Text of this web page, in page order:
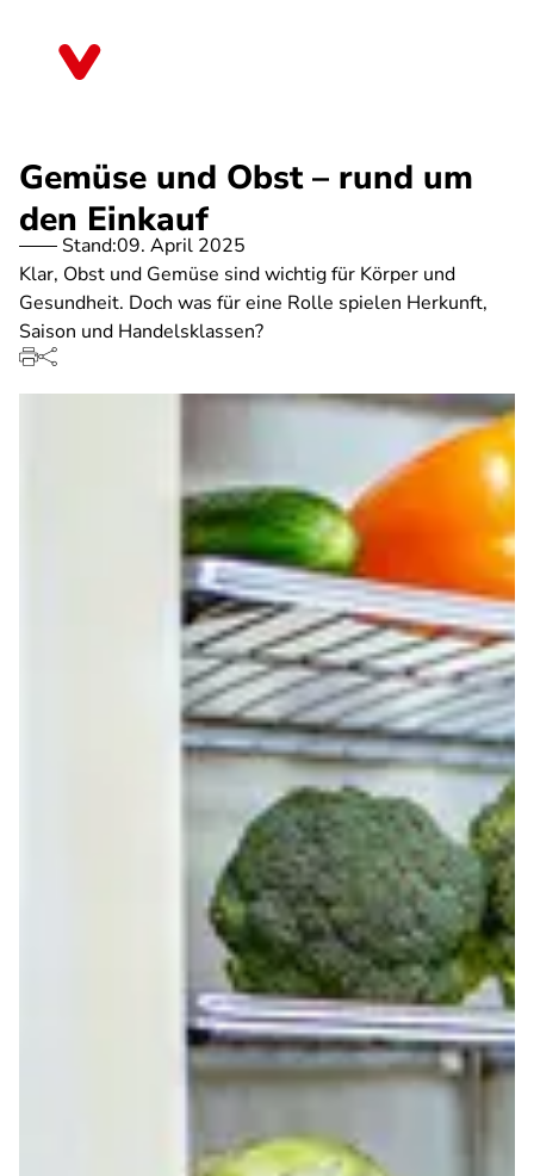
Gemüse und Obst – rund um
den Einkauf
Stand:09. April 2025
Klar, Obst und Gemüse sind wichtig für Körper und
Gesundheit. Doch was für eine Rolle spielen Herkunft,
Saison und Handelsklassen?